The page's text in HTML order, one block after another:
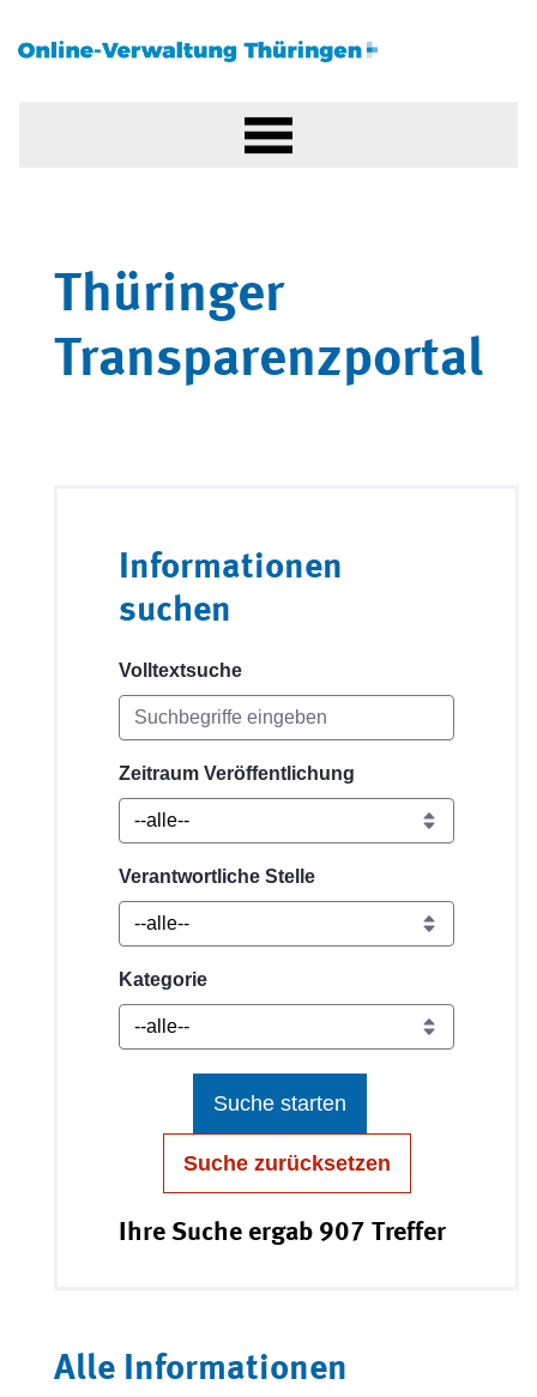
Thüringer
Transparenzportal
Informationen
suchen
Volltextsuche
Zeitraum Veröffentlichung
Verantwortliche Stelle
Kategorie
Suche starten
Suche zurücksetzen
Ihre Suche ergab 907 Treffer
Alle Informationen